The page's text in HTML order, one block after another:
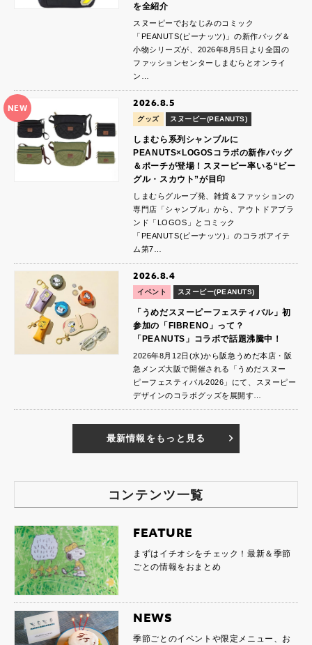
を全紹介
スヌーピーでおなじみのコミック
「PEANUTS(ピーナッツ)」の新作バッグ＆
小物シリーズが、2026年8月5日より全国の
ファッションセンターしまむらとオンライ
ン…
NEW 2026.8.5
グッズ スヌーピー(PEANUTS)
しまむら系列シャンブルに
PEANUTS×LOGOSコラボの新作バッグ
＆ポーチが登場！スヌーピー率いる“ビー
グル・スカウト”が目印
しまむらグループ発、雑貨＆ファッションの
専門店「シャンブル」から、アウトドアブラ
ンド「LOGOS」とコミック
「PEANUTS(ピーナッツ)」のコラボアイテ
ム第7…
2026.8.4
イベント スヌーピー(PEANUTS)
「うめだスヌーピーフェスティバル」初
参加の「FIBRENO」って？
「PEANUTS」コラボで話題沸騰中！
2026年8月12日(水)から阪急うめだ本店・阪
急メンズ大阪で開催される「うめだスヌー
ピーフェスティバル2026」にて、スヌーピー
デザインのコラボグッズを展開す…
最新情報をもっと見る
コンテンツ一覧
FEATURE
まずはイチオシをチェック！最新＆季節
ごとの情報をおまとめ
NEWS
季節ごとのイベントや限定メニュー、お